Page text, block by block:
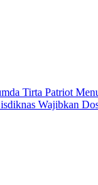
Tirta Patriot
Wajibkan